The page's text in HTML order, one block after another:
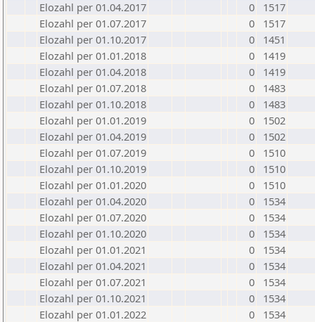
Elozahl per 01.04.2017
0
1517
Elozahl per 01.07.2017
0
1517
Elozahl per 01.10.2017
0
1451
Elozahl per 01.01.2018
0
1419
Elozahl per 01.04.2018
0
1419
Elozahl per 01.07.2018
0
1483
Elozahl per 01.10.2018
0
1483
Elozahl per 01.01.2019
0
1502
Elozahl per 01.04.2019
0
1502
Elozahl per 01.07.2019
0
1510
Elozahl per 01.10.2019
0
1510
Elozahl per 01.01.2020
0
1510
Elozahl per 01.04.2020
0
1534
Elozahl per 01.07.2020
0
1534
Elozahl per 01.10.2020
0
1534
Elozahl per 01.01.2021
0
1534
Elozahl per 01.04.2021
0
1534
Elozahl per 01.07.2021
0
1534
Elozahl per 01.10.2021
0
1534
Elozahl per 01.01.2022
0
1534